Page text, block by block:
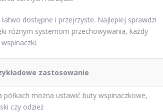
dostępne i przejrzyste. Najlepiej sprawdzi
różnym systemom przechowywania, każdy
zastosowanie
półkach można ustawić buty wspinaczkowe,
czy odzież